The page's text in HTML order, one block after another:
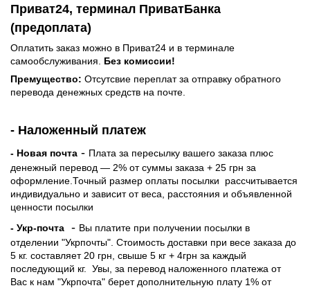
Приват24, терминал ПриватБанка
(предоплата)
Оплатить заказ можно в Приват24 и в терминале
самообслуживания. Без комиссии!
Премущество: Отсутсвие переплат за отправку обратного
перевода денежных средств на почте.
- Наложенный платеж
- Новая почта - Плата за пересылку вашего заказа плюс
денежный перевод — 2% от суммы заказа + 25 грн за
оформление.Точный размер оплаты посылки рассчитывается
индивидуально и зависит от веса, расстояния и объявленной
ценности посылки
- Укр-почта
- Вы платите при получении посылки в
отделении "Укрпочты". Стоимость доставки при весе заказа до
5 кг. составляет 20 грн, свыше 5 кг + 4грн за каждый
последующий кг. Увы, за перевод наложенного платежа от
Вас к нам "Укрпочта" берет дополнительную плату 1% от